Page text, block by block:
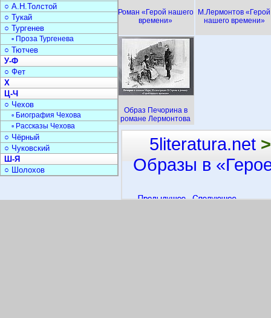
Роман «Герой нашего
времени»
М.Лермонтов «Герой
нашего времени»
Образ Печорина в
романе Лермонтова
○ А.Н.Толстой
○ Тукай
○ Тургенев
▫ Проза Тургенева
○ Тютчев
У-Ф
○ Фет
Х
Ц-Ч
○ Чехов
▫ Биография Чехова
▫ Рассказы Чехова
○ Чёрный
○ Чуковский
Ш-Я
○ Шолохов
5literatura.net >
Образы в